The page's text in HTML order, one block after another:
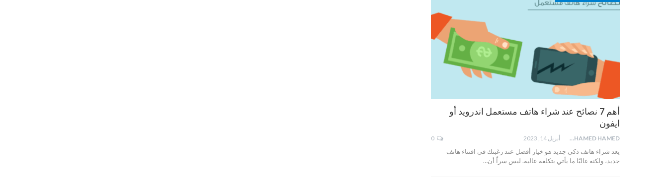
أهم 7 نصائح عند شراء هاتف مستعمل اندرويد أو
ايفون
MOHAMED HAMED أبريل 14, 2023
يعد شراء هاتف ذكي جديد هو خيار أفضل عند رغبتك في اقتناء هاتف
جديد، ولكنه غالبًا ما يأتي بتكلفة عالية. ليس سراً أن…